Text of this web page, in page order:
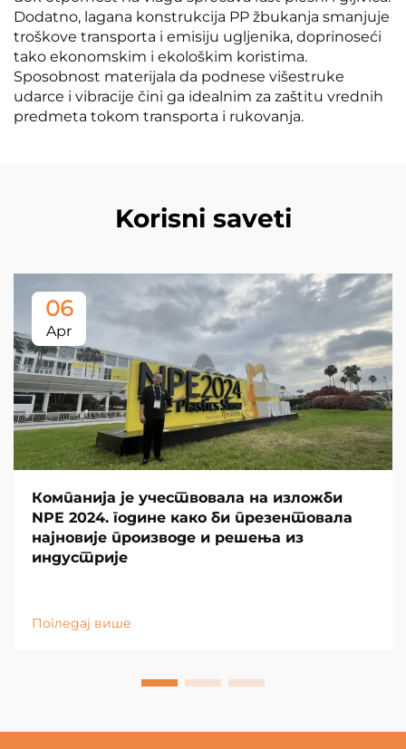
Dodatno, lagana konstrukcija PP žbukanja smanjuje
troškove transporta i emisiju ugljenika, doprinoseći
tako ekonomskim i ekološkim koristima.
Sposobnost materijala da podnese višestruke
udarce i vibracije čini ga idealnim za zaštitu vrednih
predmeta tokom transporta i rukovanja.
Korisni saveti
06
Apr
Компанија је учествовала на изложби
NPE 2024. године како би презентовала
најновије производе и решења из
индустрије
Погледај више